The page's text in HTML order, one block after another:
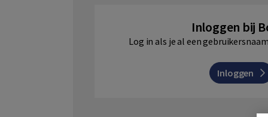
Inloggen bij
Log in als je al een
Inloggen